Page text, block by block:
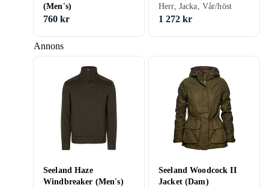
Annons
(Men's)
760 kr
Herr, Jacka, Vår/höst
1 272 kr
Seeland Haze
Windbreaker (Men's)
Seeland Woodcock II
Jacket (Dam)